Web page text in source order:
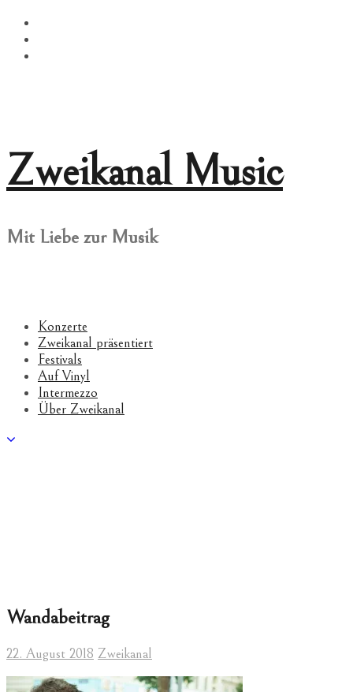
Springe
zum
Inhalt
Zweikanal Music
Mit Liebe zur Musik
Konzerte
Zweikanal präsentiert
Festivals
Auf Vinyl
Intermezzo
Über Zweikanal
Wandabeitrag
22. August 2018 Zweikanal